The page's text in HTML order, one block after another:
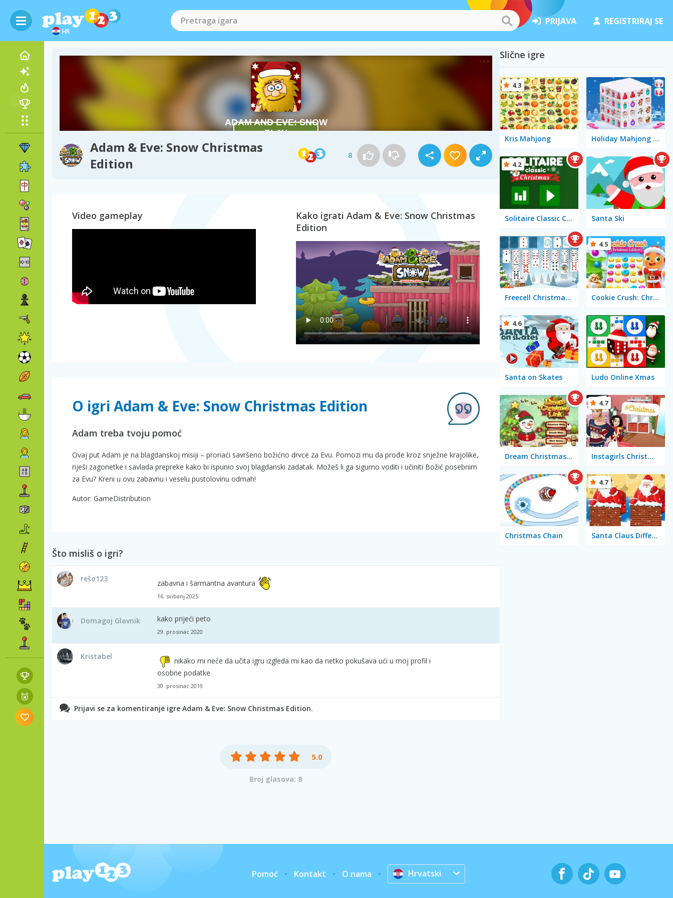
HR
PRIJAVA REGISTRIRAJ SE
Adam & Eve: Snow Christmas
Edition
8
Video gameplay
Kako igrati Adam & Eve: Snow Christmas
Edition
O igri Adam & Eve: Snow Christmas Edition
Adam treba tvoju pomoć
Ovaj put Adam je na blagdanskoj misiji – pronaći savršeno božićno drvce za Evu. Pomozi mu da prođe kroz snježne krajolike,
riješi zagonetke i savlada prepreke kako bi ispunio svoj blagdanski zadatak. Možeš li ga sigurno voditi i učiniti Božić posebnim
za Evu? Kreni u ovu zabavnu i veselu pustolovinu odmah!
Autor: GameDistribution
Što misliš o igri?
rešo123 zabavna i šarmantna avantura
16. svibanj 2025
Domagoj Glavnik kako prijeći peto
29. prosinac 2020
Kristabel
nikako mi neće da učita igru izgleda mi kao da netko pokušava ući u moj profil i
osobne podatke
30. prosinac 2019
Prijavi se za komentiranje igre Adam & Eve: Snow Christmas Edition.
5.0
Broj glasova: 8
Slične igre
Kris Mahjong
4.3
Holiday Mahjong Dimensions
Solitaire Classic Christmas
4.2
Santa Ski
Freecell Christmas Solitaire Cookie Crush: Christmas Edition
4.5
Santa on Skates
4.6
Ludo Online Xmas
Dream Christmas Link Instagirls Christmas Dress Up
4.7
Christmas Chain Santa Claus Differences
4.7
Pomoć Kontakt O nama Hrvatski